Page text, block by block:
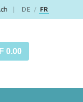
DE / FR
0.00